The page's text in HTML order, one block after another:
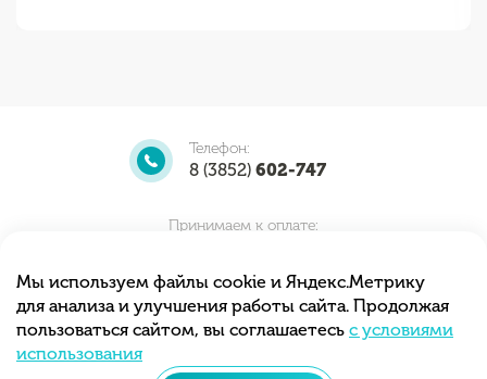
Телефон:
8 (3852) 602-747
Мы принимаем заказы круглосуточно.
Принимаем к оплате:
Мы используем файлы cookie и Яндекс.Метрику
для анализа и улучшения работы сайта. Продолжая
пользоваться сайтом, вы соглашаетесь с условиями
использования